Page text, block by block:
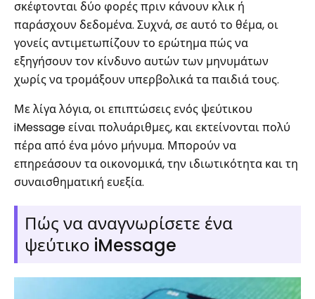
σκέφτονται δύο φορές πριν κάνουν κλικ ή
παράσχουν δεδομένα. Συχνά, σε αυτό το θέμα, οι
γονείς αντιμετωπίζουν το ερώτημα πώς να
εξηγήσουν τον κίνδυνο αυτών των μηνυμάτων
χωρίς να τρομάξουν υπερβολικά τα παιδιά τους.
Με λίγα λόγια, οι επιπτώσεις ενός ψεύτικου
iMessage είναι πολυάριθμες, και εκτείνονται πολύ
πέρα ​​από ένα μόνο μήνυμα. Μπορούν να
επηρεάσουν τα οικονομικά, την ιδιωτικότητα και τη
συναισθηματική ευεξία.
Πώς να αναγνωρίσετε ένα
ψεύτικο iMessage